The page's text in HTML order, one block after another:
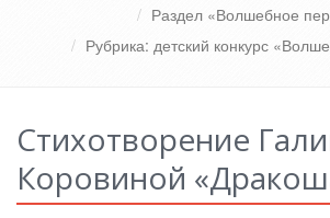
Раздел «Волшебное
Рубрика: детский конкурс
Стихотворение
Коровиной